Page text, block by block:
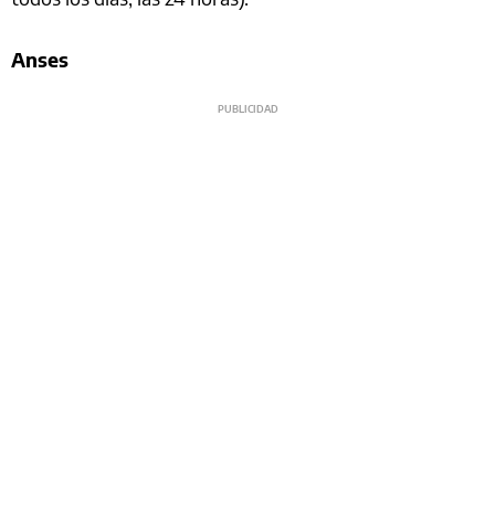
Anses